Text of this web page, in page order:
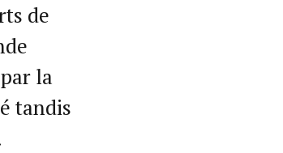
de
la
tandis